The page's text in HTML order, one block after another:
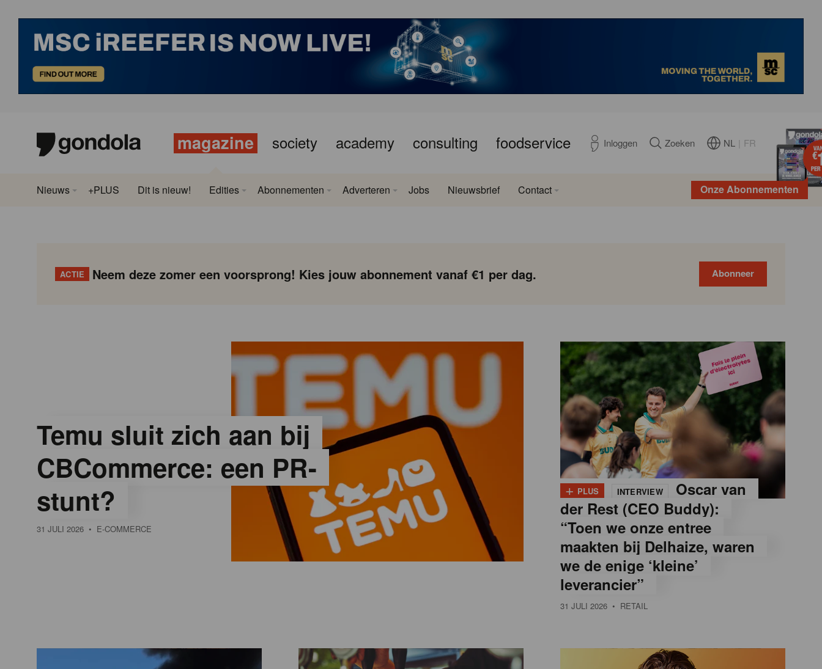
magazine society academy consulting foodservice Inloggen Zoeken NL FR
Onze Abonnementen
Nieuws +PLUS Dit is nieuw! Edities Abonnementen Adverteren Jobs Nieuwsbrief Contact
ACTIE Neem deze zomer een voorsprong! Kies jouw abonnement vanaf €1 per dag. Abonneer
Temu sluit zich aan bij
CBCommerce: een PR-
stunt?
31 JULI 2026 • E-COMMERCE
+ PLUS INTERVIEW
Oscar van
der Rest (CEO Buddy):
“Toen we onze entree
maakten bij Delhaize, waren
we de enige ‘kleine’
leverancier”
31 JULI 2026 • RETAIL